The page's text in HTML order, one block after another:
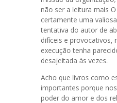
não ser a leitura mais
certamente uma
tentativa do autor de
difíceis e provocativos,
execução tenha
desajeitada às vezes.
Acho que livros como
importantes porque
poder do amor e dos